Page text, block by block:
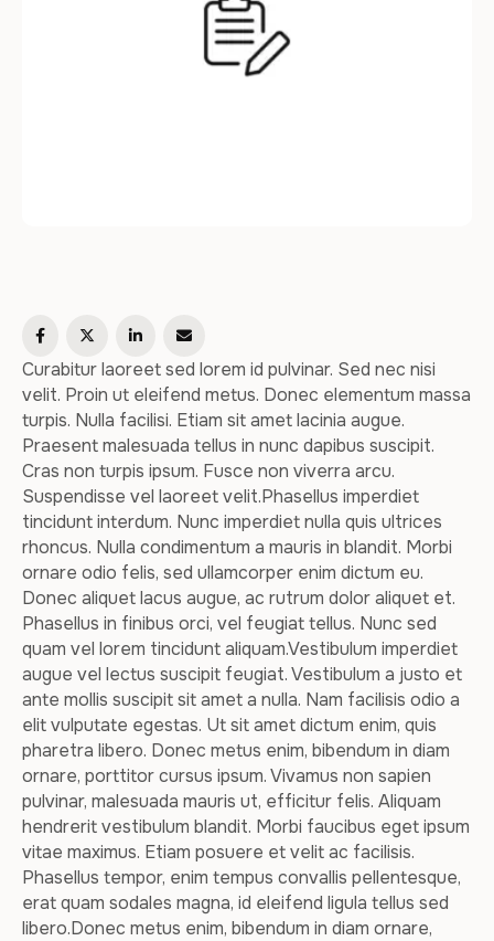
Curabitur laoreet sed lorem id pulvinar. Sed nec nisi
velit. Proin ut eleifend metus. Donec elementum massa
turpis. Nulla facilisi. Etiam sit amet lacinia augue.
Praesent malesuada tellus in nunc dapibus suscipit.
Cras non turpis ipsum. Fusce non viverra arcu.
Suspendisse vel laoreet velit.Phasellus imperdiet
tincidunt interdum. Nunc imperdiet nulla quis ultrices
rhoncus. Nulla condimentum a mauris in blandit. Morbi
ornare odio felis, sed ullamcorper enim dictum eu.
Donec aliquet lacus augue, ac rutrum dolor aliquet et.
Phasellus in finibus orci, vel feugiat tellus. Nunc sed
quam vel lorem tincidunt aliquam.Vestibulum imperdiet
augue vel lectus suscipit feugiat. Vestibulum a justo et
ante mollis suscipit sit amet a nulla. Nam facilisis odio a
elit vulputate egestas. Ut sit amet dictum enim, quis
pharetra libero. Donec metus enim, bibendum in diam
ornare, porttitor cursus ipsum. Vivamus non sapien
pulvinar, malesuada mauris ut, efficitur felis. Aliquam
hendrerit vestibulum blandit. Morbi faucibus eget ipsum
vitae maximus. Etiam posuere et velit ac facilisis.
Phasellus tempor, enim tempus convallis pellentesque,
erat quam sodales magna, id eleifend ligula tellus sed
libero.Donec metus enim, bibendum in diam ornare,